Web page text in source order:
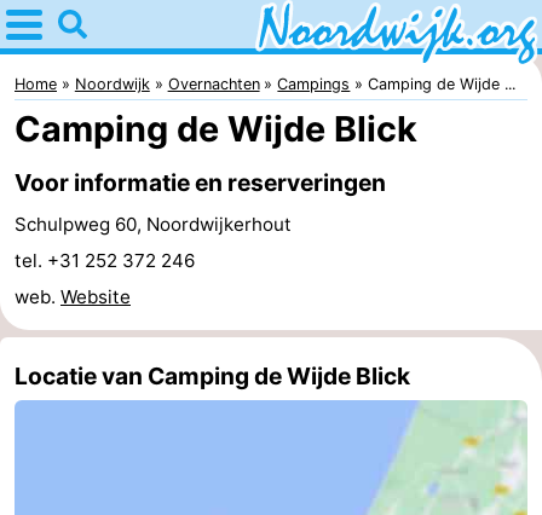
Home
Noordwijk
Tips
Voor
Appartementen
(&
Campings
Home Noordwijk Overnachten Campings Camping de Wijde ...
Camping de Wijde Blick
Voor informatie en reserveringen
Schulpweg 60, Noordwijkerhout
tel. +31 252 372 246
web. Website
Locatie van Camping de Wijde Blick